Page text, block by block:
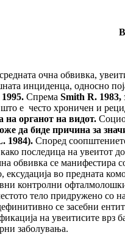
очна обвивка,
инциденца, односно
1995. Спрема Smith R. 1983,
е често хроничен и
органот на видот.
да биде причина за
1984). Според
последица на увеитот
обвивка се манифестира
во предната
контролни
тело придружено со
се засебни
на увеитисите
заболувања.